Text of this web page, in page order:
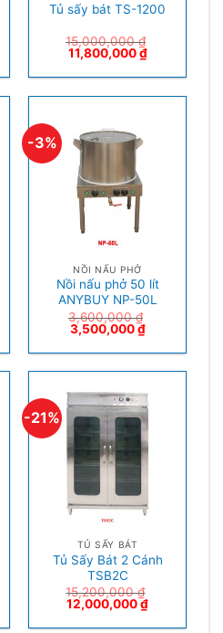
Tủ sấy bát TS-1200
15,000,000₫
11,800,000₫
-3%
NỒI NẤU PHỞ
Nồi nấu phở 50 lít
ANYBUY NP-50L
3,600,000₫
3,500,000₫
-21%
TỦ SẤY BÁT
Tủ Sấy Bát 2 Cánh
TSB2C
15,200,000₫
12,000,000₫